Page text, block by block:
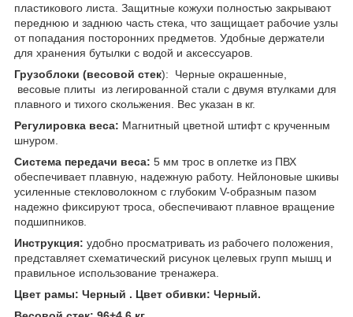
пластикового листа. Защитные кожухи полностью закрывают
переднюю и заднюю часть стека, что защищает рабочие узлы
от попадания посторонних предметов. Удобные держатели
для хранения бутылки с водой и аксессуаров.
Грузоблоки (весовой стек): Черные окрашенные,
весовые плиты из легированной стали с двумя втулками для
плавного и тихого скольжения. Вес указан в ​​кг.
Регулировка веса: Магнитный цветной штифт с крученным
шнуром.
Система передачи веса: 5 мм трос в оплетке из ПВХ
обеспечивает плавную, надежную работу. Нейлоновые шкивы
усиленные стекловолокном с глубоким V-образным пазом
надежно фиксируют троса, обеспечивают плавное вращение
подшипников.
Инструкция: удобно просматривать из рабочего положения,
представляет схематический рисунок целевых групп мышц и
правильное использование тренажера.
Цвет рамы: Черный . Цвет обивки: Черный.